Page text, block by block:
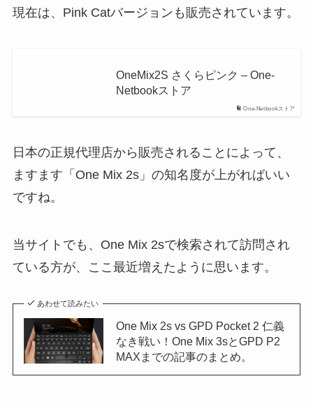
現在は、Pink Catバージョンも販売されています。
One-Netbookストア
OneMix2S さくらピンク – One-
Netbookストア
日本の正規代理店から販売されることによって、
ますます「One Mix 2s」の知名度が上がればいい
ですね。
当サイトでも、One Mix 2sで検索されて訪問され
ている方が、ここ最近増えたように思います。
あわせて読みたい
One Mix 2s vs GPD Pocket 2 仁義
なき戦い！One Mix 3sとGPD P2
MAXまでの記事のまとめ。